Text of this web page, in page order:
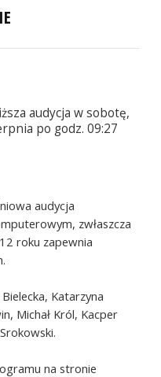
audycja w sobotę,
po godz. 09:27
audycja
zwłaszcza
roku zapewnia
Katarzyna
Michał Król, Kacper
na stronie